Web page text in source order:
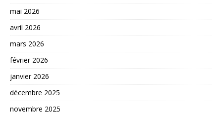
mai 2026
avril 2026
mars 2026
février 2026
janvier 2026
décembre 2025
novembre 2025